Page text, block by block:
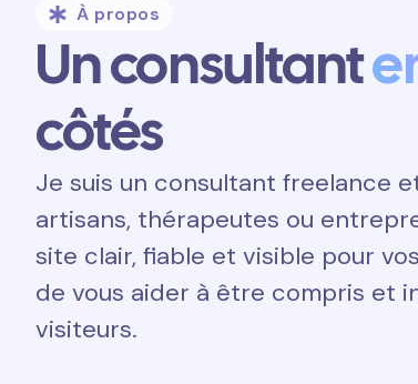
À propos
Un consultant
côtés
Je suis un consultant freelance
artisans, thérapeutes ou
site clair, fiable et visible pour
de vous aider à être compris et
visiteurs.